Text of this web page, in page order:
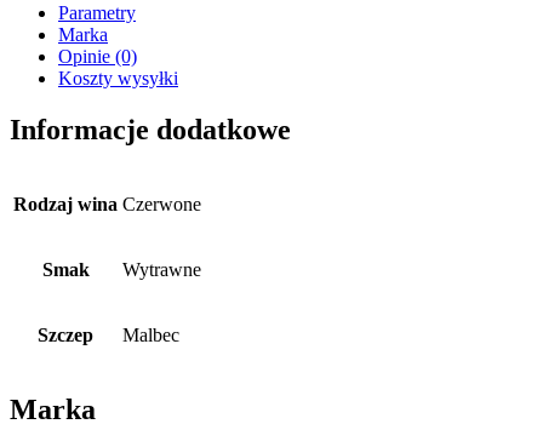
Parametry
Marka
Opinie (0)
Koszty wysyłki
Informacje dodatkowe
Rodzaj wina Czerwone
Smak Wytrawne
Szczep Malbec
Marka